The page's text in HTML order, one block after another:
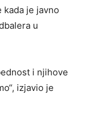
kada je javno
u
i njihove
izjavio je